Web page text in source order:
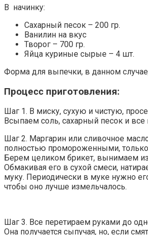
В начинку:
Сахарный песок – 200 гр.
Ванилин на вкус
Творог – 700 гр.
Яйца куриные сырые – 4 шт.
Форма для выпечки, в данном
Процесс приготовления:
Шаг 1. В миску, сухую и чистую,
Всыпаем соль, сахарный песок и
Шаг 2. Маргарин или сливочное
полностью промороженными, только
Берем целиком брикет, вынимаем
Обмакивая его в сухой смеси,
муку. Периодически в муке нужно
чтобы оно лучше измельчалось.
Шаг 3. Все перетираем руками до
Она получается сыпучая, но, если